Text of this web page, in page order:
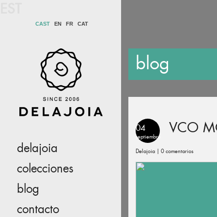
CAST EN FR CAT
delajoia
colecciones
blog
contacto
blog
04
septiembre VCO
Delajoia | 0 comentarios